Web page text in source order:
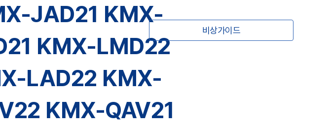
JAD21 KMX-
KMX-LMD22
LAD22 KMX-
KMX-QAV21
비상가이드